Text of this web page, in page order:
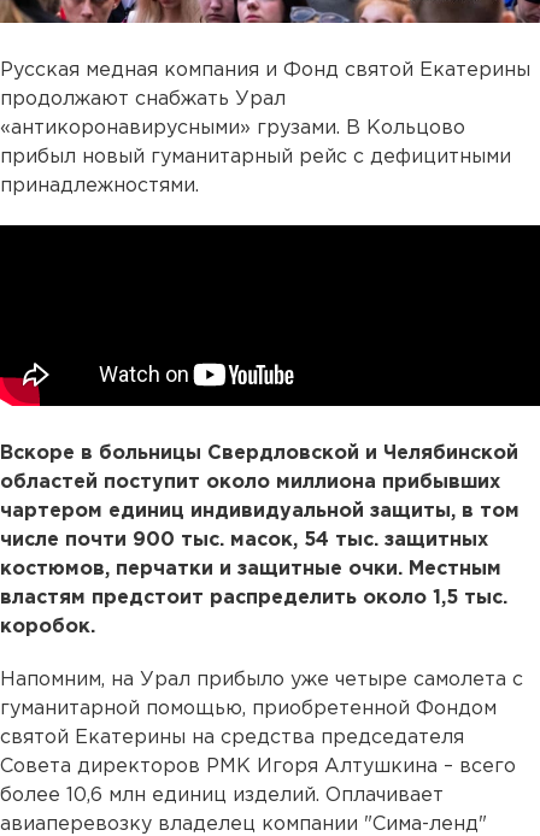
Русская медная компания и Фонд святой Екатерины
продолжают снабжать Урал
«антикоронавирусными» грузами. В Кольцово
прибыл новый гуманитарный рейс с дефицитными
принадлежностями.
Вскоре в больницы Свердловской и Челябинской
областей поступит около миллиона прибывших
чартером единиц индивидуальной защиты, в том
числе почти 900 тыс. масок, 54 тыс. защитных
костюмов, перчатки и защитные очки. Местным
властям предстоит распределить около 1,5 тыс.
коробок.
Напомним, на Урал прибыло уже четыре самолета с
гуманитарной помощью, приобретенной Фондом
святой Екатерины на средства председателя
Совета директоров РМК Игоря Алтушкина – всего
более 10,6 млн единиц изделий. Оплачивает
авиаперевозку владелец компании "Сима-ленд"